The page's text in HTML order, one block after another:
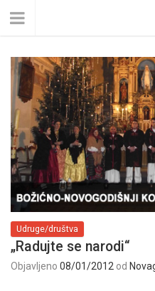
Udruge/društva
„Radujte se narodi“
Objavljeno 08/01/2012 od